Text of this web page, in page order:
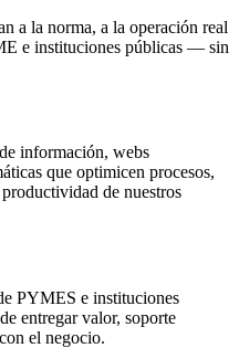
a la norma, a la operación real
e instituciones públicas — sin
información, webs
que optimicen procesos,
de nuestros
PYMES e instituciones
entregar valor, soporte
el negocio.